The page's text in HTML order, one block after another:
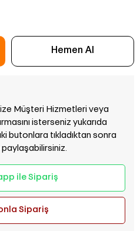
Müşteri Hizmetleri veya
isterseniz yukarıda
butonlara tıkladıktan sonra
ile Sipariş
Sipariş